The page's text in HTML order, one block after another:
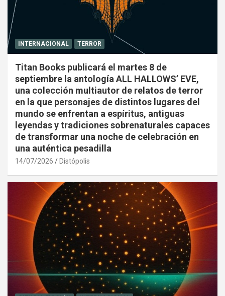
INTERNACIONAL TERROR
Titan Books publicará el martes 8 de
septiembre la antología ALL HALLOWS’ EVE,
una colección multiautor de relatos de terror
en la que personajes de distintos lugares del
mundo se enfrentan a espíritus, antiguas
leyendas y tradiciones sobrenaturales capaces
de transformar una noche de celebración en
una auténtica pesadilla
14/07/2026 Distópolis